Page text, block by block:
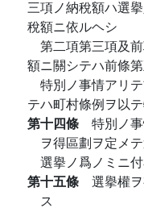
三項ノ納稅額ハ選
稅額ニ依ルヘシ
第二項第三項及
額ニ關シテハ前條
特別ノ事情アリ
テハ町村條例ヲ以
第十四條 特別ノ
ヲ得區劃ヲ定メ
選擧ノ爲ノミニ
第十五條 選擧權
ス